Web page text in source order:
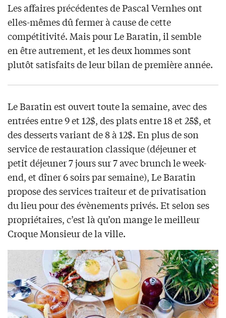
Les affaires précédentes de Pascal Vernhes ont
elles-mêmes dû fermer à cause de cette
compétitivité. Mais pour Le Baratin, il semble
en être autrement, et les deux hommes sont
plutôt satisfaits de leur bilan de première année.
Le Baratin est ouvert toute la semaine, avec des
entrées entre 9 et 12$, des plats entre 18 et 25$, et
des desserts variant de 8 à 12$. En plus de son
service de restauration classique (déjeuner et
petit déjeuner 7 jours sur 7 avec brunch le week-
end, et dîner 6 soirs par semaine), Le Baratin
propose des services traiteur et de privatisation
du lieu pour des évènements privés. Et selon ses
propriétaires, c’est là qu’on mange le meilleur
Croque Monsieur de la ville.